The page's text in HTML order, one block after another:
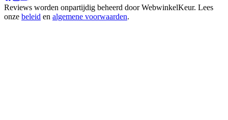
Reviews worden onpartijdig beheerd doorWebwinkelKeur. Lees
onze beleid en algemene voorwaarden.